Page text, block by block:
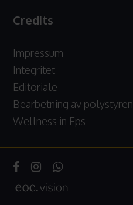
Credits
Impressum
Integritet
Editoriale
Bearbetning av polystyren
Wellness in Eps
facebookinstagramwhatsapp